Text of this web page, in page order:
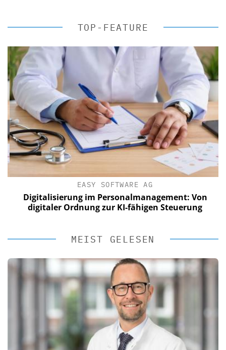
TOP-FEATURE
EASY SOFTWARE AG
Digitalisierung im Personalmanagement: Von
digitaler Ordnung zur KI-fähigen Steuerung
MEIST GELESEN